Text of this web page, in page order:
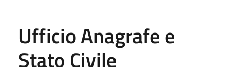
Ufficio Anagrafe e
Stato Civile